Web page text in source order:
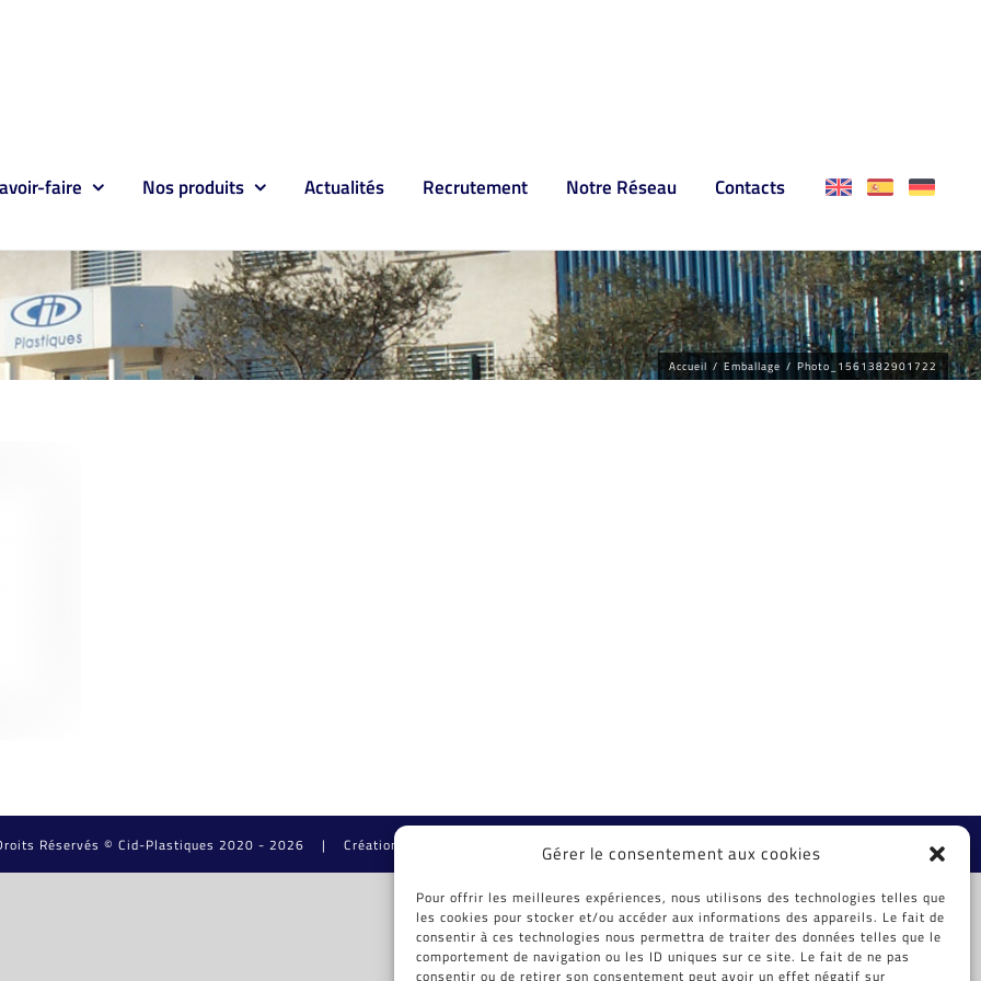
Gérer le consentement aux cookies
Pour offrir les meilleures expériences, nous utilisons des technologies telles que
les cookies pour stocker et/ou accéder aux informations des appareils. Le fait de
consentir à ces technologies nous permettra de traiter des données telles que le
comportement de navigation ou les ID uniques sur ce site. Le fait de ne pas
consentir ou de retirer son consentement peut avoir un effet négatif sur
faire Nos produits Actualités Recrutement Notre Réseau Contacts
Accueil / Emballage / Photo_1561382901722
Réservés © Cid-Plastiques 2020 - 2026 | Création de site : Grafibox.fr